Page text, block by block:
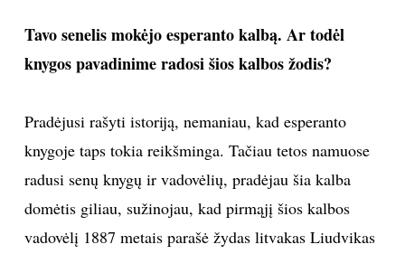
Tavo senelis mokėjo esperanto kalbą. Ar todėl
knygos pavadinime radosi šios kalbos žodis?
Pradėjusi rašyti istoriją, nemaniau, kad esperanto
knygoje taps tokia reikšminga. Tačiau tetos namuose
radusi senų knygų ir vadovėlių, pradėjau šia kalba
domėtis giliau, sužinojau, kad pirmąjį šios kalbos
vadovėlį 1887 metais parašė žydas litvakas Liudvikas